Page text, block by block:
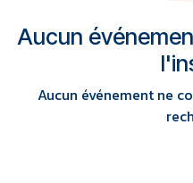
Aucun
Aucun événement ne